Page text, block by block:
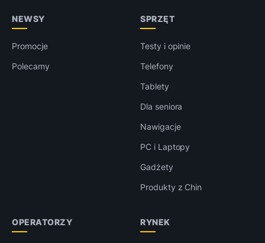
NEWSY
Promocje
Polecamy
SPRZĘT
Testy i opinie
Telefony
Tablety
Dla seniora
Nawigacje
PC i Laptopy
Gadżety
Produkty z Chin
OPERATORZY RYNEK